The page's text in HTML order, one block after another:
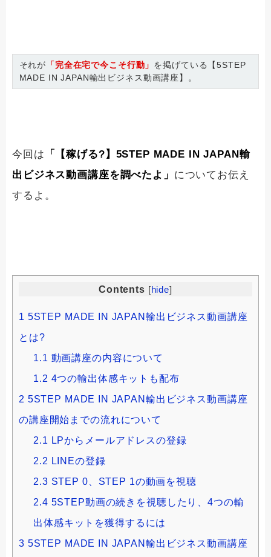
それが 「完全在宅で今こそ行動」 を掲げている【5STEP
MADE IN JAPAN輸出ビジネス動画講座】。
今回は 「【稼げる?】5STEP MADE IN JAPAN輸
出ビジネス動画講座を調べたよ」 についてお伝え
するよ。
Contents [hide]
1 5STEP MADE IN JAPAN輸出ビジネス動画講座
とは?
1.1 動画講座の内容について
1.2 4つの輸出体感キットも配布
2 5STEP MADE IN JAPAN輸出ビジネス動画講座
の講座開始までの流れについて
2.1 LPからメールアドレスの登録
2.2 LINEの登録
2.3 STEP 0、STEP 1の動画を視聴
2.4 5STEP動画の続きを視聴したり、4つの輸
出体感キットを獲得するには
3 5STEP MADE IN JAPAN輸出ビジネス動画講座